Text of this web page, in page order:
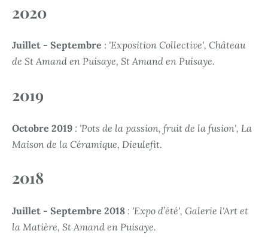
2020
Juillet - Septembre : 'Exposition Collective', Château
de St Amand en Puisaye, St Amand en Puisaye.
2019
Octobre 2019 : 'Pots de la passion, fruit de la fusion', La
Maison de la Céramique, Dieulefit.
2018
Juillet - Septembre 2018 : 'Expo d’été', Galerie l'Art et
la Matière, St Amand en Puisaye.